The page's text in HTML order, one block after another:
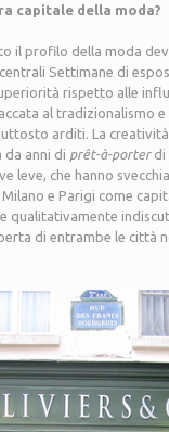
capitale della moda?
il profilo della moda
Settimane di
rispetto alle
al tradizionalismo
arditi. La
da anni di prêt-à-porter di
leve, che hanno
e Parigi come
qualitativamente
di entrambe le città